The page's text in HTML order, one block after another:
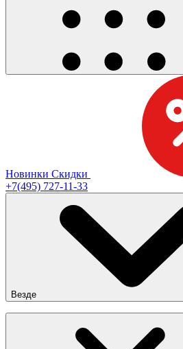
Новинки Скидки
+7(495) 727-11-33
Везде